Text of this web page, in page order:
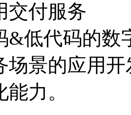
交付服务
低代码的数
景的应用开
力。